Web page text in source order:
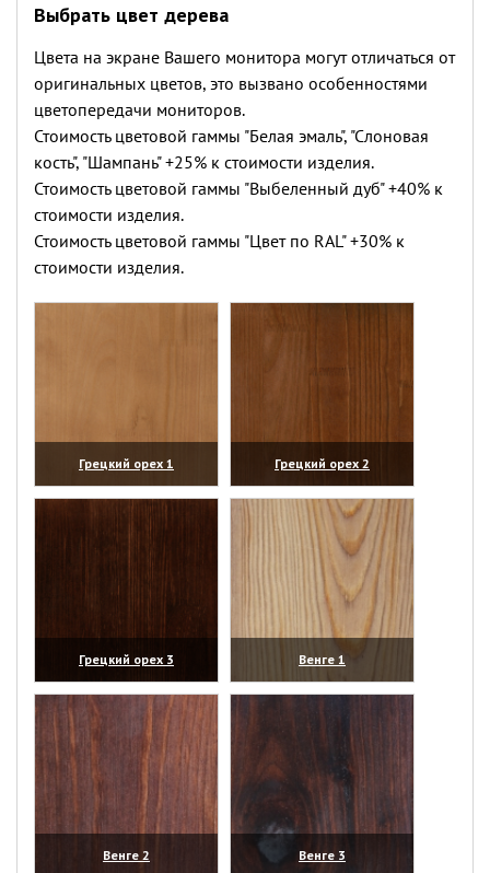
Выбрать цвет дерева
Цвета на экране Вашего монитора могут отличаться от
оригинальных цветов, это вызвано особенностями
цветопередачи мониторов.
Стоимость цветовой гаммы "Белая эмаль", "Слоновая
кость", "Шампань" +25% к стоимости изделия.
Стоимость цветовой гаммы "Выбеленный дуб" +40% к
стоимости изделия.
Стоимость цветовой гаммы "Цвет по RAL" +30% к
стоимости изделия.
Грецкий орех 1
(увеличить)
Грецкий орех 2
(увеличить)
Грецкий орех 3
(увеличить)
Венге 1
(увеличить)
Венге 2
Венге 3